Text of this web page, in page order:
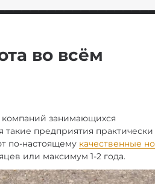
во всём
компаний занимающихся
предприятия практически
по-настоящему качественные
или максимум 1-2 года.